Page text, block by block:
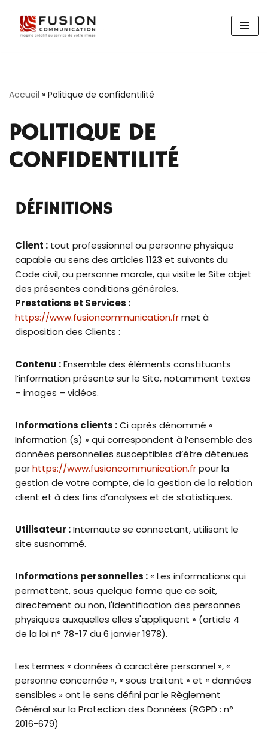
Aller
Accueil » Politique de confidentilité
POLITIQUE DE
CONFIDENTILITÉ
DÉFINITIONS
Client : tout professionnel ou personne physique
capable au sens des articles 1123 et suivants du
Code civil, ou personne morale, qui visite le Site objet
des présentes conditions générales.
Prestations et Services :
https://www.fusioncommunication.frmet à
disposition des Clients :
Contenu :Ensemble des éléments constituants
l’information présente sur le Site, notamment textes
– images – vidéos.
Informations clients :Ci après dénommé «
Information (s) » qui correspondent à l’ensemble des
données personnelles susceptibles d’être détenues
parhttps://www.fusioncommunication.frpour la
gestion de votre compte, de la gestion de la relation
client et à des fins d’analyses et de statistiques.
Utilisateur :Internaute se connectant, utilisant le
site susnommé.
Informations personnelles :« Les informations qui
permettent, sous quelque forme que ce soit,
directement ou non, l'identification des personnes
physiques auxquelles elles s'appliquent » (article 4
de la loi n° 78-17 du 6 janvier 1978).
Les termes « données à caractère personnel », «
personne concernée », « sous traitant » et « données
sensibles » ont le sens défini par le Règlement
Général sur la Protection des Données (RGPD : n°
2016-679)